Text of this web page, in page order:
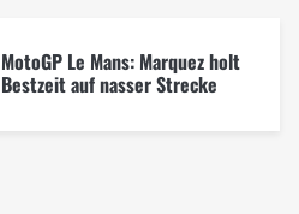
MotoGP Le Mans: Marquez holt
Bestzeit auf nasser Strecke